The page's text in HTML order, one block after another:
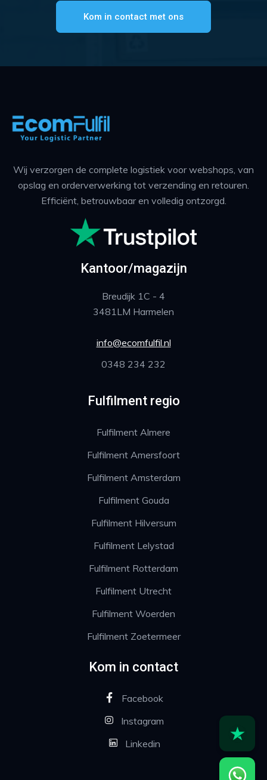
Kom in contact met ons
Wij verzorgen de complete logistiek voor webshops, van
opslag en orderverwerking tot verzending en retouren.
Efficiënt, betrouwbaar en volledig ontzorgd.
Kantoor/magazijn
Breudijk 1C - 4
3481LM Harmelen
info@ecomfulfil.nl
0348 234 232
Fulfilment regio
Fulfilment Almere
Fulfilment Amersfoort
Fulfilment Amsterdam
Fulfilment Gouda
Fulfilment Hilversum
Fulfilment Lelystad
Fulfilment Rotterdam
Fulfilment Utrecht
Fulfilment Woerden
Fulfilment Zoetermeer
Kom in contact
Facebook
Instagram
Linkedin